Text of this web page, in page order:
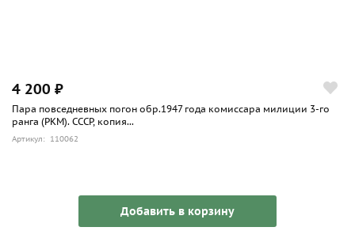
4 200 ₽
Пара повседневных погон обр.1947 года комиссара милиции 3-го
ранга (РКМ). СССР, копия...
Артикул: 110062
Добавить в корзину